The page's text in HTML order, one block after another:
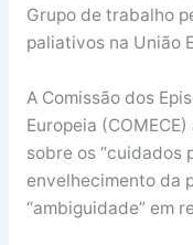
Grupo de trabalho
paliativos na União
A Comissão dos
Europeia
sobre os “cuidados
envelhecimento da
“ambiguidade” em